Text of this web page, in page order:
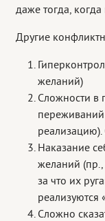
даже тогда,
Другие
желаний)
Сложности в
Наказание
желаний
за что их
реализуются
Сложно